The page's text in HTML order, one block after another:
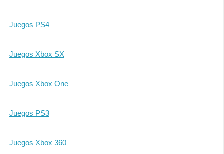
Juegos PS4
Juegos Xbox SX
Juegos Xbox One
Juegos PS3
Juegos Xbox 360